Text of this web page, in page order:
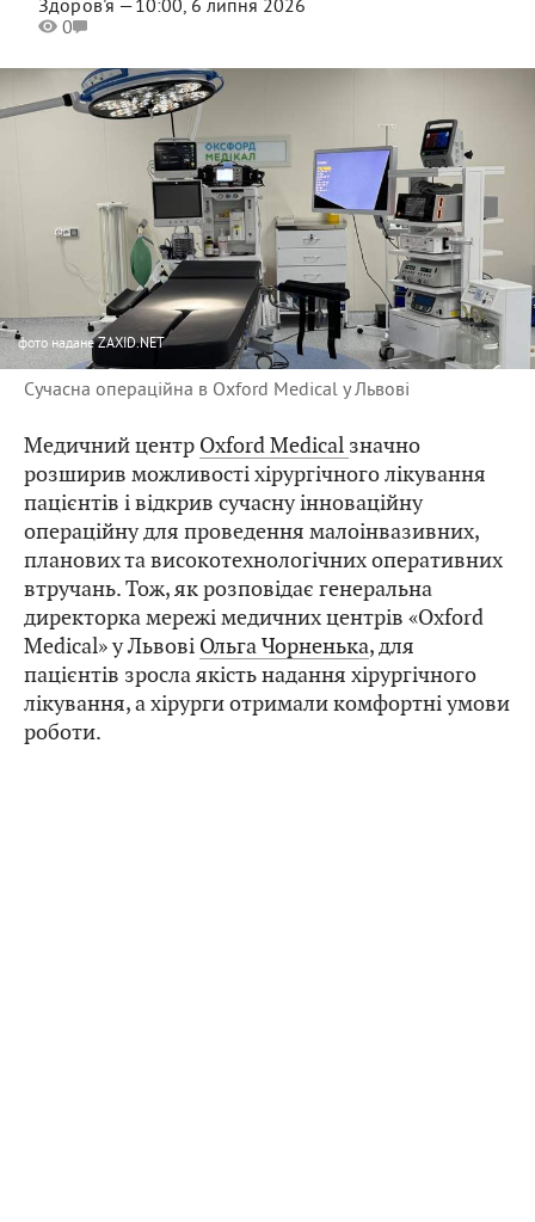
Здоров'я —10:00, 6 липня 2026
0
фото надане ZAXID.NET
Сучасна операційна в Oxford Medical у Львові
Медичний центр Oxford Medical значно
розширив можливості хірургічного лікування
пацієнтів і відкрив сучасну інноваційну
операційну для проведення малоінвазивних,
планових та високотехнологічних оперативних
втручань. Тож, як розповідає генеральна
директорка мережі медичних центрів «Oxford
Medical» у Львові Ольга Чорненька, для
пацієнтів зросла якість надання хірургічного
лікування, а хірурги отримали комфортні умови
роботи.